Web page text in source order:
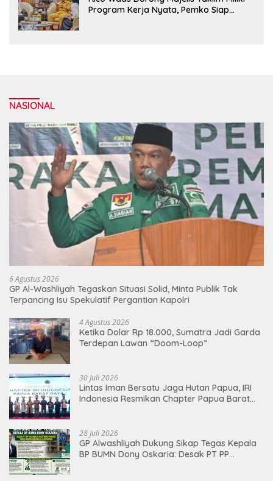
Program Kerja Nyata, Pemko Siap
NASIONAL
6 Agustus 2026
GP Al-Washliyah Tegaskan Situasi Solid, Minta Publik Tak
Terpancing Isu Spekulatif Pergantian Kapolri
4 Agustus 2026
Ketika Dolar Rp 18.000, Sumatra Jadi Garda
Terdepan Lawan “Doom-Loop”
30 Juli 2026
Lintas Iman Bersatu Jaga Hutan Papua, IRI
Indonesia Resmikan Chapter Papua Barat
28 Juli 2026
GP Alwashliyah Dukung Sikap Tegas Kepala
BP BUMN Dony Oskaria: Desak PT PP